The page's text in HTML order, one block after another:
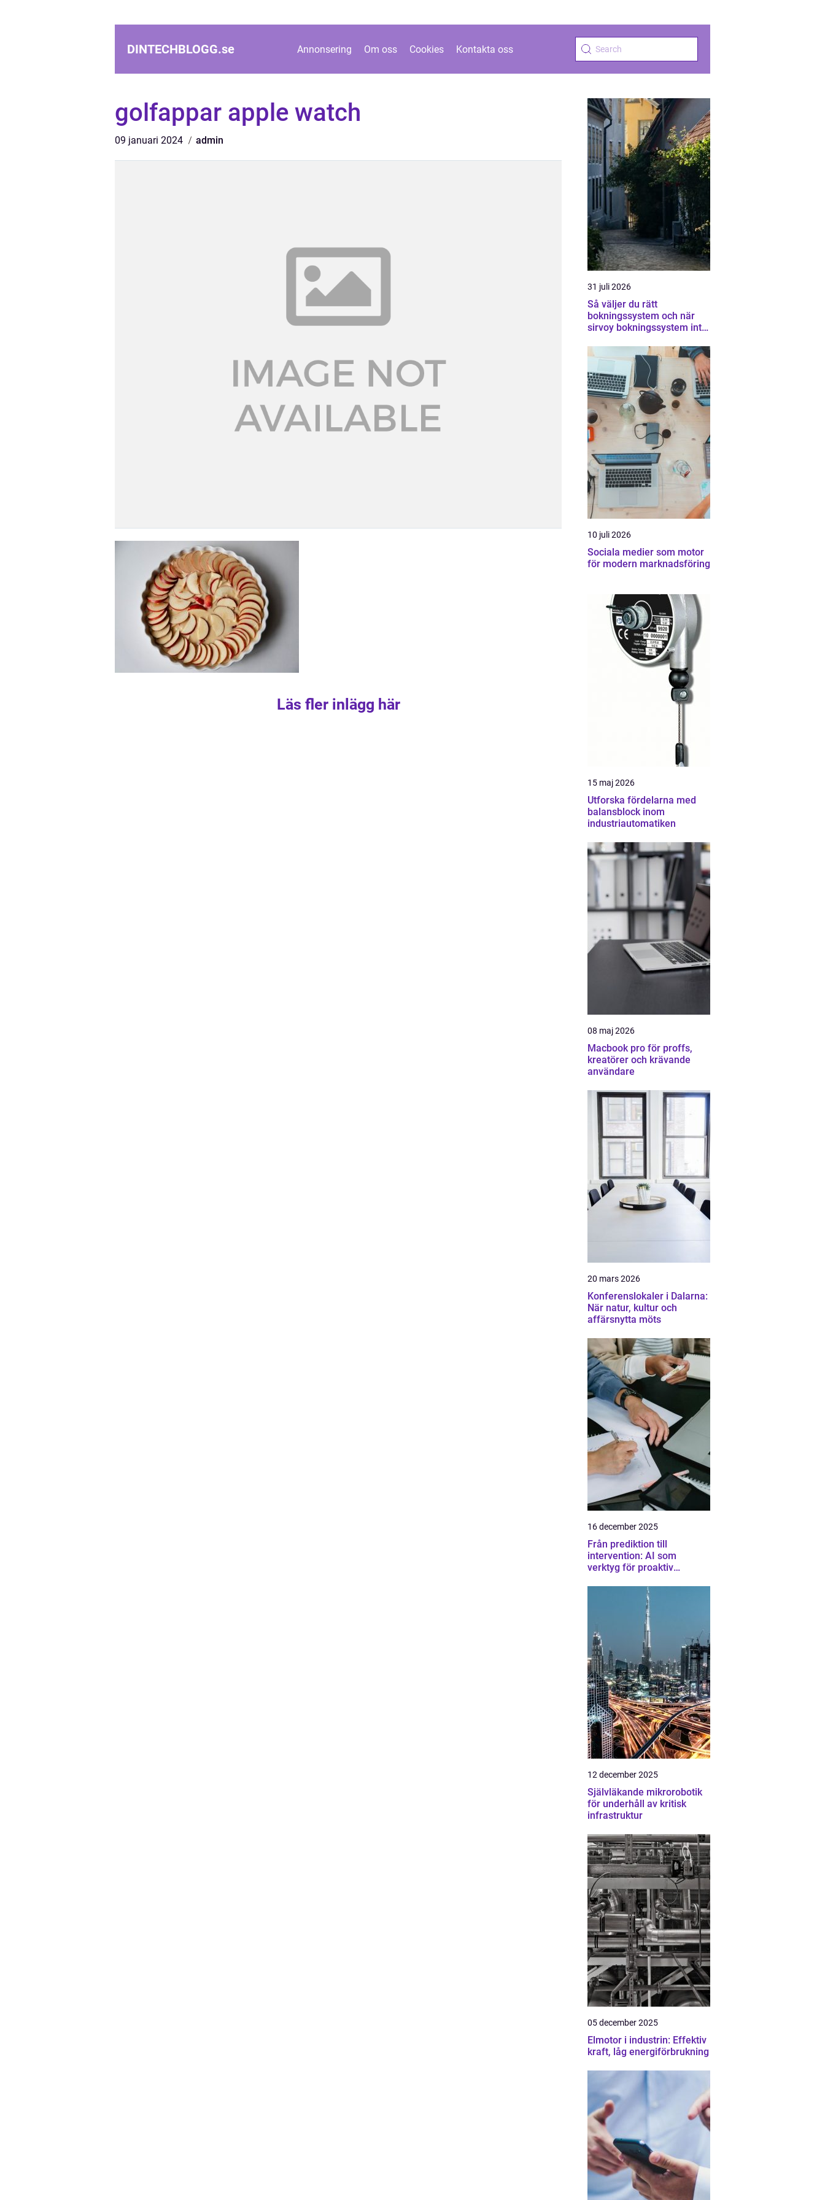
DINTECHBLOGG.se Annonsering Om oss Cookies Kontakta oss
golfappar apple watch
09 januari 2024 admin
Läs fler inlägg här
31 juli 2026
Så väljer du rätt
bokningssystem och när
sirvoy bokningssystem inte
10 juli 2026
Sociala medier som motor
för modern marknadsföring
15 maj 2026
Utforska fördelarna med
balansblock inom
industriautomatiken
08 maj 2026
Macbook pro för proffs,
kreatörer och krävande
användare
20 mars 2026
Konferenslokaler i Dalarna:
När natur, kultur och
affärsnytta möts
16 december 2025
Från prediktion till
intervention: AI som
verktyg för proaktiv
12 december 2025
Självläkande mikrorobotik
för underhåll av kritisk
infrastruktur
05 december 2025
Elmotor i industrin: Effektiv
kraft, låg energiförbrukning